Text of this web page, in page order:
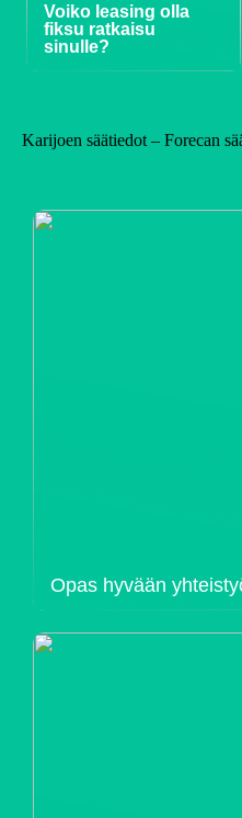
Voiko leasing olla
fiksu ratkaisu
sinulle?
Karijoen säätiedot – Forecan
Opas hyvään